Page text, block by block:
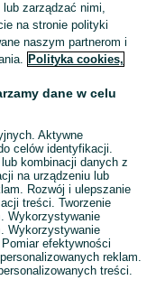
Zobacz
zarządzać nimi,
na stronie polityki
naszym partnerom i
Polityka cookies,
dane w celu
Aktywne
celów identyfikacji.
kombinacji danych z
na urządzeniu lub
Rozwój i ulepszanie
treści. Tworzenie
Wykorzystywanie
Wykorzystywanie
efektywności
reklam.
treści.